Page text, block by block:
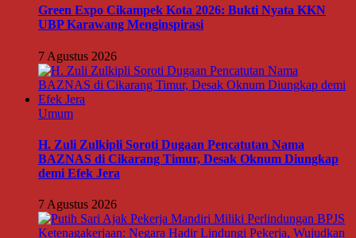
Green Expo Cikampek Kota 2026: Bukti Nyata KKN
UBP Karawang Menginspirasi
7 Agustus 2026
Umum
H. Zuli Zulkipli Soroti Dugaan Pencatutan Nama
BAZNAS di Cikarang Timur, Desak Oknum Diungkap
demi Efek Jera
7 Agustus 2026